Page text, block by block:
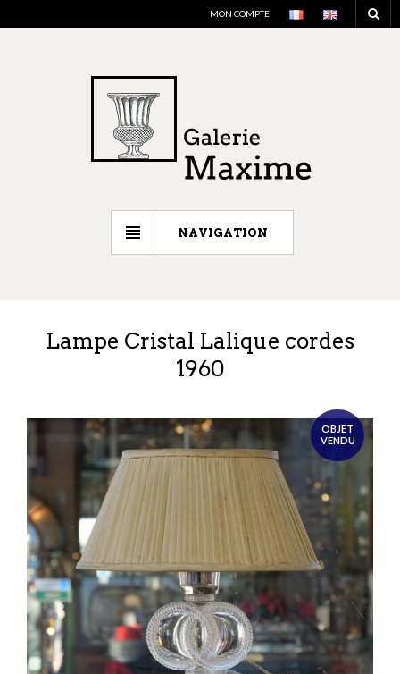
MON COMPTE
NAVIGATION
Lampe Cristal Lalique cordes
1960
OBJET
VENDU